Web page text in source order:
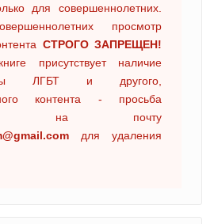
для совершеннолетних.
просмотр
СТРОГО ЗАПРЕЩЕН!
присутствует наличие
ЛГБТ и другого,
контента - просьба
на почту
для удаления